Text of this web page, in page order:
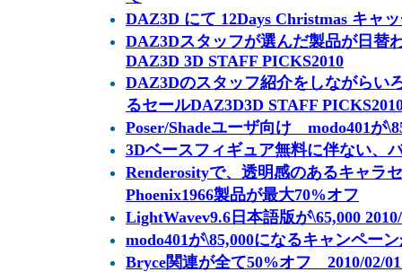
DAZ3D にて 12Days Christmas キャ
DAZ3Dスタッフが選んだ製品が日替
DAZ3D 3D STAFF PICKS2010
DAZ3Dのスタッフ紹介をしながらい
るセールDAZ3D3D STAFF
Poser/Shadeユーザ向け modo401が
3Dベースフィギュア無料に伴ない、
Renderosityで、透明感のあるキャラ
Phoenix1966製品が最大70%オフ
LightWavev9.6日本語版が\65,000
modo401が\85,000になるキャンペー
Bryce関連が全て50%オフ 2010/02/